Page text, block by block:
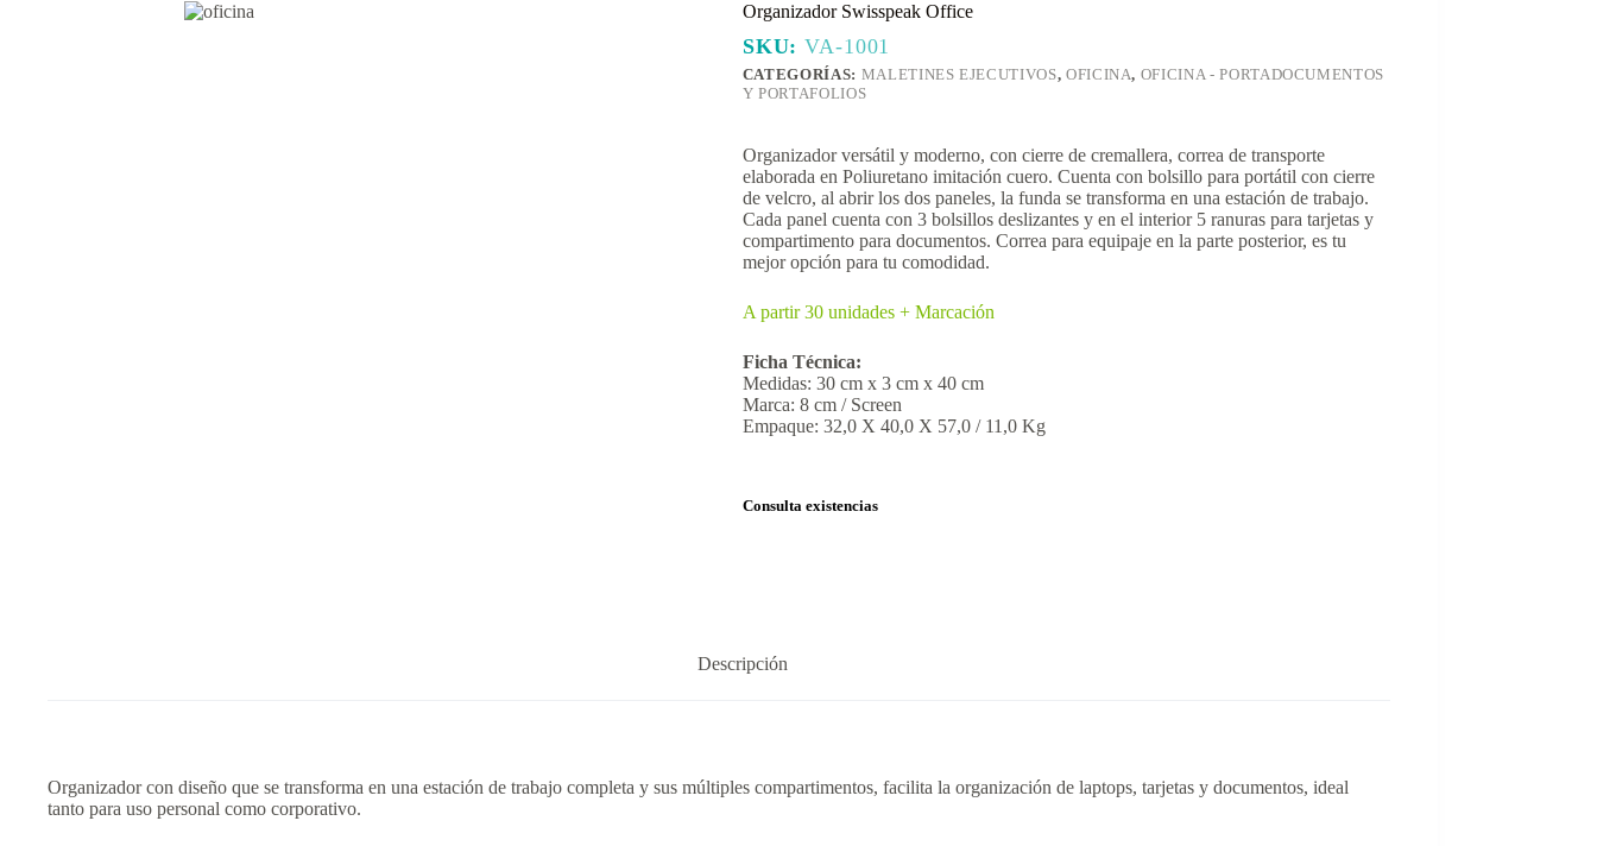
Organizador Swisspeak Office
SKU:VA-1001
CATEGORÍAS: MALETINES EJECUTIVOS, OFICINA, OFICINA - PORTADOCUMENTOS
Y PORTAFOLIOS
Organizador versátil y moderno, con cierre de cremallera, correa de transporte
elaborada en Poliuretano imitación cuero. Cuenta con bolsillo para portátil con cierre
de velcro, al abrir los dos paneles, la funda se transforma en una estación de trabajo.
Cada panel cuenta con 3 bolsillos deslizantes y en el interior 5 ranuras para tarjetas y
compartimento para documentos. Correa para equipaje en la parte posterior, es tu
mejor opción para tu comodidad.
A partir 30 unidades + Marcación
Ficha Técnica:
Medidas: 30 cm x 3 cm x 40 cm
Marca: 8 cm / Screen
Empaque: 32,0 X 40,0 X 57,0 / 11,0 Kg
Consulta existencias
Descripción
Organizador con diseño que se transforma en una estación de trabajo completa y sus múltiples compartimentos, facilita la organización de laptops, tarjetas y documentos, ideal
tanto para uso personal como corporativo.